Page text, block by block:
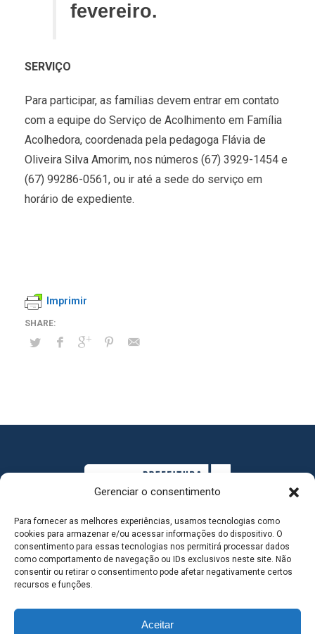
Gerenciar o consentimento
Para fornecer as melhores experiências, usamos tecnologias como
cookies para armazenar e/ou acessar informações do dispositivo. O
consentimento para essas tecnologias nos permitirá processar dados
como comportamento de navegação ou IDs exclusivos neste site. Não
consentir ou retirar o consentimento pode afetar negativamente certos
recursos e funções.
Aceitar
fevereiro.
SERVIÇO
Para participar, as famílias devem entrar em contato
com a equipe do Serviço de Acolhimento em Família
Acolhedora, coordenada pela pedagoga Flávia de
Oliveira Silva Amorim, nos números (67) 3929-1454 e
(67) 99286-0561, ou ir até a sede do serviço em
horário de expediente.
Imprimir
MAPA DO SITE